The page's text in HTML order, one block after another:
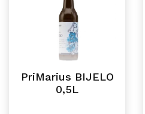
PriMarius BIJELO
0,5L